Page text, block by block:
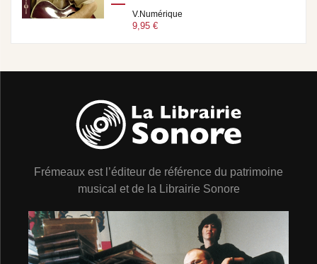
V.Numérique
9,95 €
Frémeaux est l’éditeur de référence du patrimoine
musical et de la Librairie Sonore